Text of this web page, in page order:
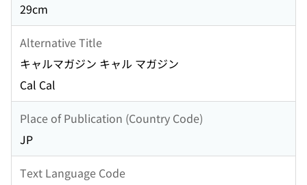
29cm
Alternative Title
キャルマガジン キャル マガジン
Cal Cal
Place of Publication (Country Code)
JP
Text Language Code